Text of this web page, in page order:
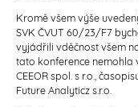
Kromě všem výše
SVK ČVUT 60/23/F7
vyjádřili vděčnost všem
tato konference nemohla
CEEOR spol. s r.o.,
Future Analyticz s.r.o.